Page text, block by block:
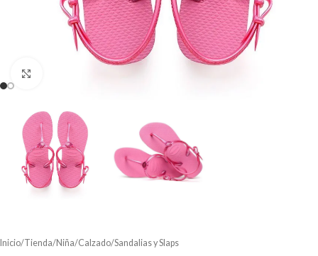
Inicio/Tienda/Niña/Calzado/Sandalias y Slaps